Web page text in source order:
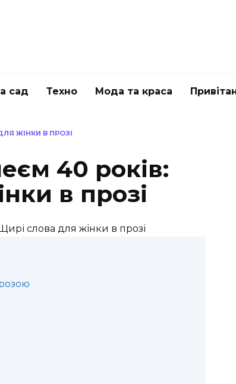
сад Техно Мода та краса
ЖІНКИ В ПРОЗІ
40 років:
в прозі